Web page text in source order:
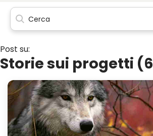
Post su:
Storie sui progetti